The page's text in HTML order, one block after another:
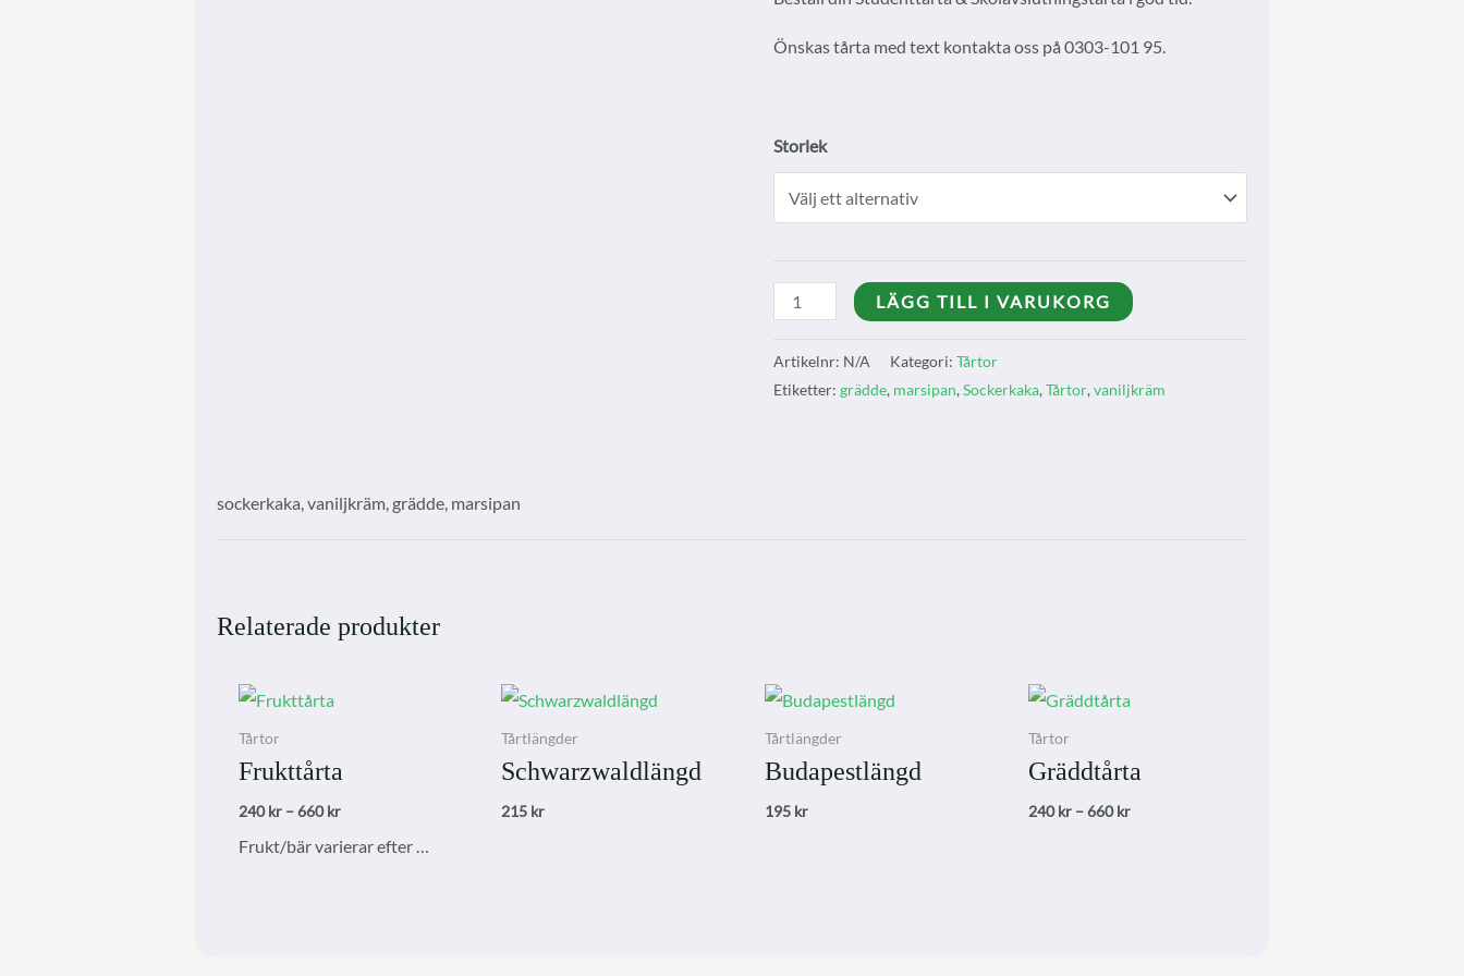
Önskas tårta med text kontakta oss på 0303-101 95.
Storlek
StudentmössaLÄGG TILL I VARUKORG
Artikelnr: N/A Kategori: Tårtor
Etiketter: grädde, marsipan,Sockerkaka,Tårtor,vaniljkräm
sockerkaka, vaniljkräm, grädde, marsipan
Relaterade produkter
Tårtor
Frukttårta
240kr –660krPrisintervall:
till
Tårtlängder
Schwarzwaldlängd
215 kr
Tårtlängder
Budapestlängd
195 kr
Tårtor
Gräddtårta
240kr –660krPrisintervall: